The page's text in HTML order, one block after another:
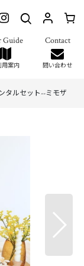
用案内 問い合わせ
タルセット--ミモザ